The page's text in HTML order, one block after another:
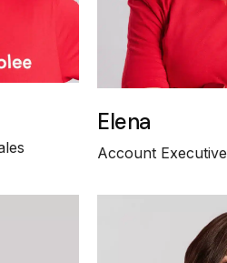
Elena
Account Executive